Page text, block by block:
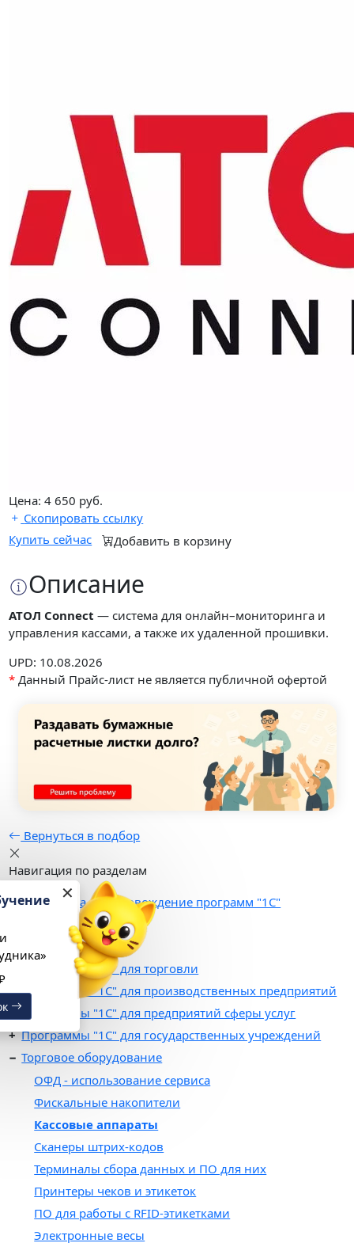
Цена:4 650 руб.
Скопировать ссылку
Купить сейчас
Добавить в корзину
Описание
АТОЛ Connect— система для онлайн–мониторинга и
управления кассами, а также их удаленной прошивки.
UPD: 10.08.2026
* Данный Прайс-лист не является публичной офертой
Вернуться в подбор
Навигация по разделам
Поддержка и сопровождение программ "1С"
Программы "1С"
Программы "1C" для торговли
Программы "1C" для производственных предприятий
Программы "1C" для предприятий сферы услуг
Программы "1С" для государственных учреждений
Торговое оборудование
ОФД - использование сервиса
Фискальные накопители
Кассовые аппараты
Cканеры штрих-кодов
Терминалы сбора данных и ПО для них
Принтеры чеков и этикеток
ПО для работы с RFID-этикетками
Электронные весы
Настройка и обучение
в подарок
При подключении
«1С:Кабинет сотрудника»
Выгода 12 978 ₽
Получить подарок